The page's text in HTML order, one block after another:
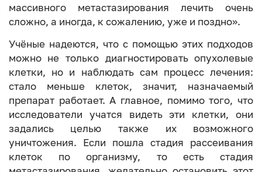
массивного метастазирования лечить очень
сложно, а иногда, к сожалению, уже и поздно».
Учёные надеются, что с помощью этих подходов
можно не только диагностировать опухолевые
клетки, но и наблюдать сам процесс лечения:
стало меньше клеток, значит, назначаемый
препарат работает. А главное, помимо того, что
исследователи учатся видеть эти клетки, они
задались целью также их возможного
уничтожения. Если пошла стадия рассеивания
клеток по организму, то есть стадия